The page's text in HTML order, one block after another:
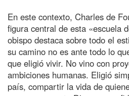
En este contexto, Charles de
figura central de esta «escuela
obispo destaca sobre todo el
su camino no es ante todo lo
que eligió vivir. No vino con
ambiciones humanas. Eligió
país, compartir la vida de